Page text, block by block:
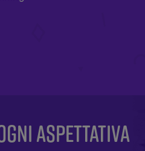
ASPETTATIVA